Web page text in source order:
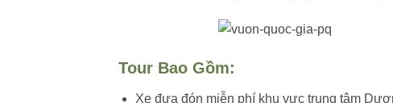
Tour Bao Gồm:
Xe đưa đón miễn phí khu vực trung tâm